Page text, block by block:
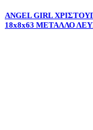
ANGEL GIRL
18x8x63 ΜΕΤΑΛΛΟ